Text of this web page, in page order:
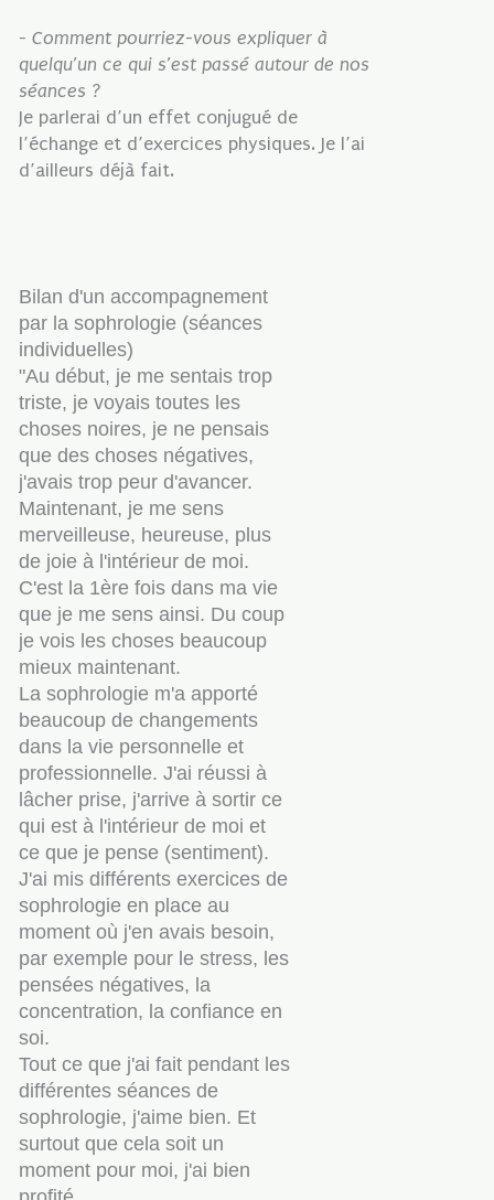
- Comment pourriez-vous expliquer à
quelqu’un ce qui s’est passé autour de nos
séances ?
Je parlerai d’un effet conjugué de
l’échange et d’exercices physiques. Je l’ai
d’ailleurs déjà fait.
Bilan d'un accompagnement
par la sophrologie (séances
individuelles)
"Au début, je me sentais trop
triste, je voyais toutes les
choses noires, je ne pensais
que des choses négatives,
j'avais trop peur d'avancer.
Maintenant, je me sens
merveilleuse, heureuse, plus
de joie à l'intérieur de moi.
C'est la 1ère fois dans ma vie
que je me sens ainsi. Du coup
je vois les choses beaucoup
mieux maintenant.
La sophrologie m'a apporté
beaucoup de changements
dans la vie personnelle et
professionnelle. J'ai réussi à
lâcher prise, j'arrive à sortir ce
qui est à l'intérieur de moi et
ce que je pense (sentiment).
J'ai mis différents exercices de
sophrologie en place au
moment où j'en avais besoin,
par exemple pour le stress, les
pensées négatives, la
concentration, la confiance en
soi.
Tout ce que j'ai fait pendant les
différentes séances de
sophrologie, j'aime bien. Et
surtout que cela soit un
moment pour moi, j'ai bien